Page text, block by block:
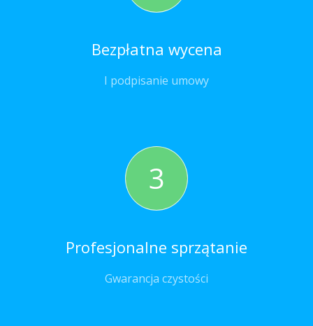
Bezpłatna wycena
I podpisanie umowy
3
Profesjonalne sprzątanie
Gwarancja czystości